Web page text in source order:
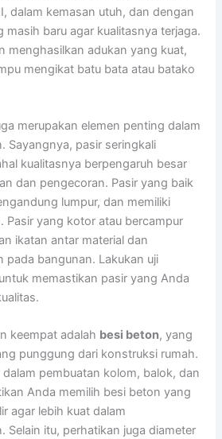
dalam kemasan utuh, dan dengan
baru agar kualitasnya terjaga.
menghasilkan adukan yang kuat,
mengikat batu bata atau batako
merupakan elemen penting dalam
Sayangnya, pasir seringkali
kualitasnya berpengaruh besar
dan pengecoran. Pasir yang baik
lumpur, dan memiliki
Pasir yang kotor atau bercampur
ikatan antar material dan
pada bangunan. Lakukan uji
memastikan pasir yang Anda
keempat adalah besi beton, yang
punggung dari konstruksi rumah.
pembuatan kolom, balok, dan
Anda memilih besi beton yang
agar lebih kuat dalam
Selain itu, perhatikan juga diameter